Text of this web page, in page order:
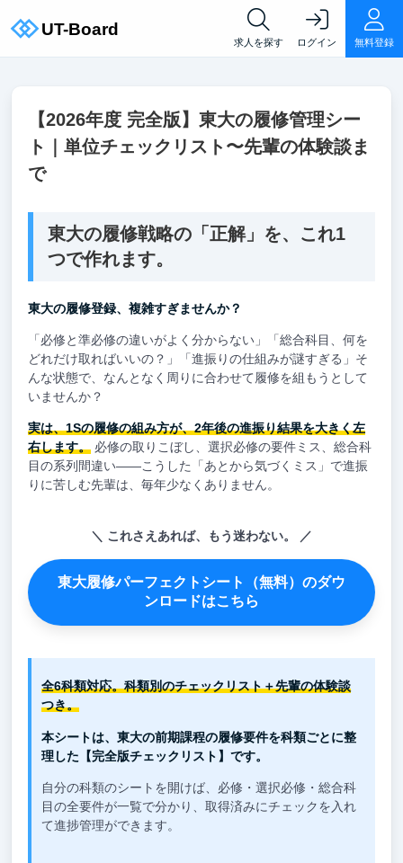
求人を探す ログイン 無料登録
【2026年度 完全版】東大の履修管理シー
ト｜単位チェックリスト〜先輩の体験談ま
で
東大の履修戦略の「正解」を、これ1
つで作れます。
東大の履修登録、複雑すぎませんか？
「必修と準必修の違いがよく分からない」「総合科目、何を
どれだけ取ればいいの？」「進振りの仕組みが謎すぎる」そ
んな状態で、なんとなく周りに合わせて履修を組もうとして
いませんか？
実は、1Sの履修の組み方が、2年後の進振り結果を大きく左
右します。必修の取りこぼし、選択必修の要件ミス、総合科
目の系列間違い——こうした「あとから気づくミス」で進振
りに苦しむ先輩は、毎年少なくありません。
これさえあれば、もう迷わない。
東大履修パーフェクトシート（無料）のダウ
ンロードはこちら
全6科類対応。科類別のチェックリスト＋先輩の体験談
つき。
本シートは、東大の前期課程の履修要件を科類ごとに整
理した【完全版チェックリスト】です。
自分の科類のシートを開けば、必修・選択必修・総合科
目の全要件が一覧で分かり、取得済みにチェックを入れ
て進捗管理ができます。